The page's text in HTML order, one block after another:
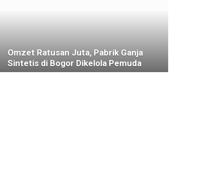
Omzet Ratusan Juta, Pabrik Ganja
Sintetis di Bogor Dikelola Pemuda